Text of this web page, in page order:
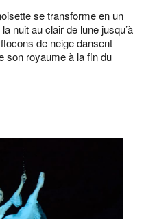
se transforme en un
nuit au clair de lune jusqu’à
de neige dansent
son royaume à la fin du